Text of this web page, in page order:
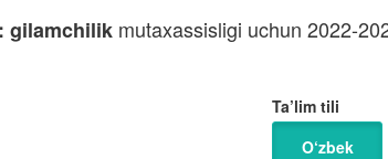
gilamchilik mutaxassisligi uchun 2022-
Ta’lim tili
O‘zbek